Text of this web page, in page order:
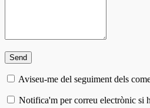
Aviseu-me del seguiment dels
Notifica'm per correu electrònic si